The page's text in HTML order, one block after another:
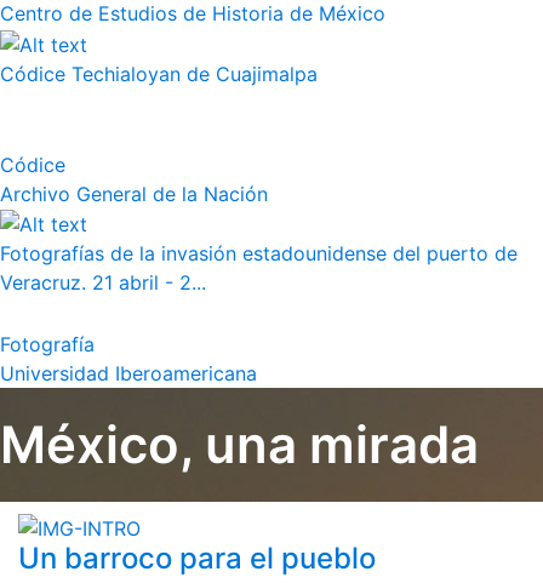
Centro de Estudios de Historia de México
Códice Techialoyan de Cuajimalpa
Códice
Archivo General de la Nación
Fotografías de la invasión estadounidense del puerto de
Veracruz. 21 abril - 2...
Fotografía
Universidad Iberoamericana
México, una mirada
Un barroco para el pueblo